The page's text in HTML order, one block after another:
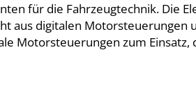
für die Fahrzeugtechnik. Die
aus digitalen
Motorsteuerungen zum